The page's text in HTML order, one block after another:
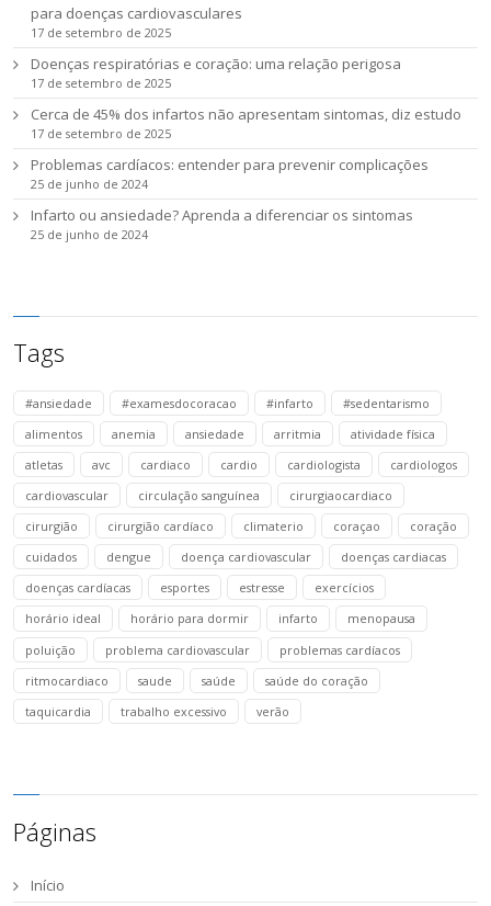
para doenças cardiovasculares
17 de setembro de 2025
Doenças respiratórias e coração: uma relação perigosa
17 de setembro de 2025
Cerca de 45% dos infartos não apresentam sintomas, diz estudo
17 de setembro de 2025
Problemas cardíacos: entender para prevenir complicações
25 de junho de 2024
Infarto ou ansiedade? Aprenda a diferenciar os sintomas
25 de junho de 2024
Tags
#ansiedade #examesdocoracao #infarto
#sedentarismo
alimentos
anemia ansiedade arritmia
atividade física
atletas
avc cardiaco cardio cardiologista
cardiologos
cardiovascular
circulação sanguínea
cirurgiaocardiaco
cirurgião
cirurgião cardíaco climaterio coraçao
coração
cuidados
dengue doença cardiovascular
doenças cardiacas
doenças cardíacas
esportes estresse
exercícios
horário ideal
horário para dormir infarto
menopausa
poluição
problema cardiovascular
problemas cardíacos
ritmocardiaco
saude saúde
saúde do coração
taquicardia
trabalho excessivo verão
Páginas
Início